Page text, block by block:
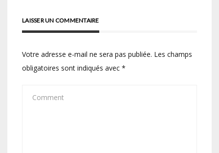
LAISSER UN COMMENTAIRE
Votre adresse e-mail ne sera pas publiée. Les champs
obligatoires sont indiqués avec *